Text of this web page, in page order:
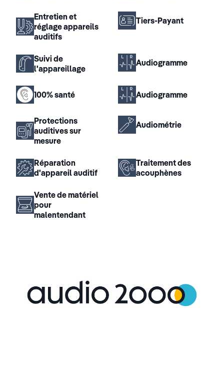
Entretien et
réglage appareils
auditifs
Tiers-Payant
Suivi de
l'appareillage
Audiogramme
100% santé Audiogramme
Protections
auditives sur
mesure
Audiométrie
Réparation
d'appareil auditif
Traitement des
acouphènes
Vente de matériel
pour
malentendant